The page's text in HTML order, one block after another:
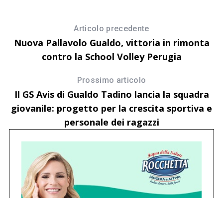
Articolo precedente
Nuova Pallavolo Gualdo, vittoria in rimonta
contro la School Volley Perugia
Prossimo articolo
Il GS Avis di Gualdo Tadino lancia la squadra
giovanile: progetto per la crescita sportiva e
personale dei ragazzi